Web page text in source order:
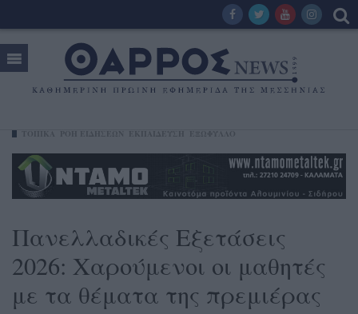
Πανελλαδικές Εξετάσεις
2026: Χαρούμενοι οι μαθητές
με τα θέματα της πρεμιέρας